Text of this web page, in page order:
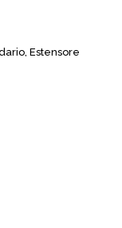
Estensore